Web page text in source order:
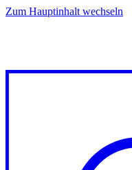
Zum Hauptinhalt wechseln